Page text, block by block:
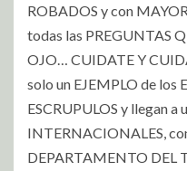
ROBADOS y con
todas las PREGUNTAS
OJO… CUIDATE Y
solo un EJEMPLO de los
ESCRUPULOS y llegan
INTERNACIONALES,
DEPARTAMENTO DEL